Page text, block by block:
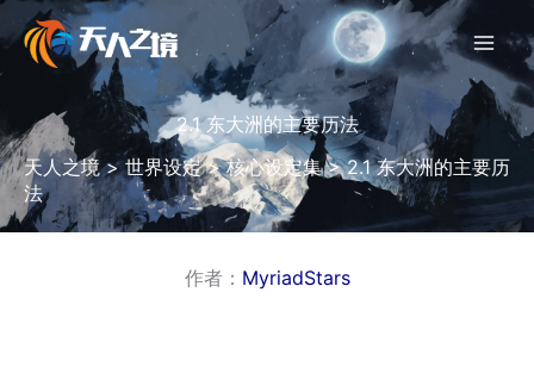
2.1 东大洲的主要历法
天人之境>世界设定>核心设定集>2.1 东大洲的主要历
法
作者： MyriadStars